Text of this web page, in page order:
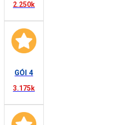
2.250k
GÓI 4
3.175k